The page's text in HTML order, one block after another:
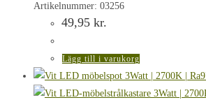
Artikelnummer: 03256
49,95 kr.
Lägg till i varukorg